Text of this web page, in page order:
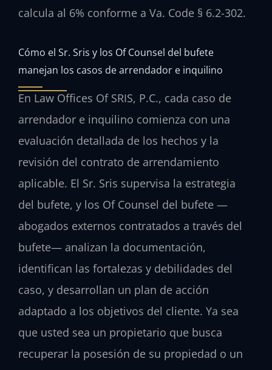
calcula al 6% conforme a Va. Code § 6.2-302.
Cómo el Sr. Sris y los Of Counsel del bufete
manejan los casos de arrendador e inquilino
En Law Offices Of SRIS, P.C., cada caso de
arrendador e inquilino comienza con una
evaluación detallada de los hechos y la
revisión del contrato de arrendamiento
aplicable. El Sr. Sris supervisa la estrategia
del bufete, y los Of Counsel del bufete —
abogados externos contratados a través del
bufete— analizan la documentación,
identifican las fortalezas y debilidades del
caso, y desarrollan un plan de acción
adaptado a los objetivos del cliente. Ya sea
que usted sea un propietario que busca
recuperar la posesión de su propiedad o un